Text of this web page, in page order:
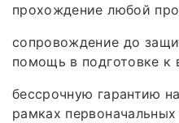
прохождение любой
сопровождение до
помощь в подготовке к
бессрочную гарантию
рамках